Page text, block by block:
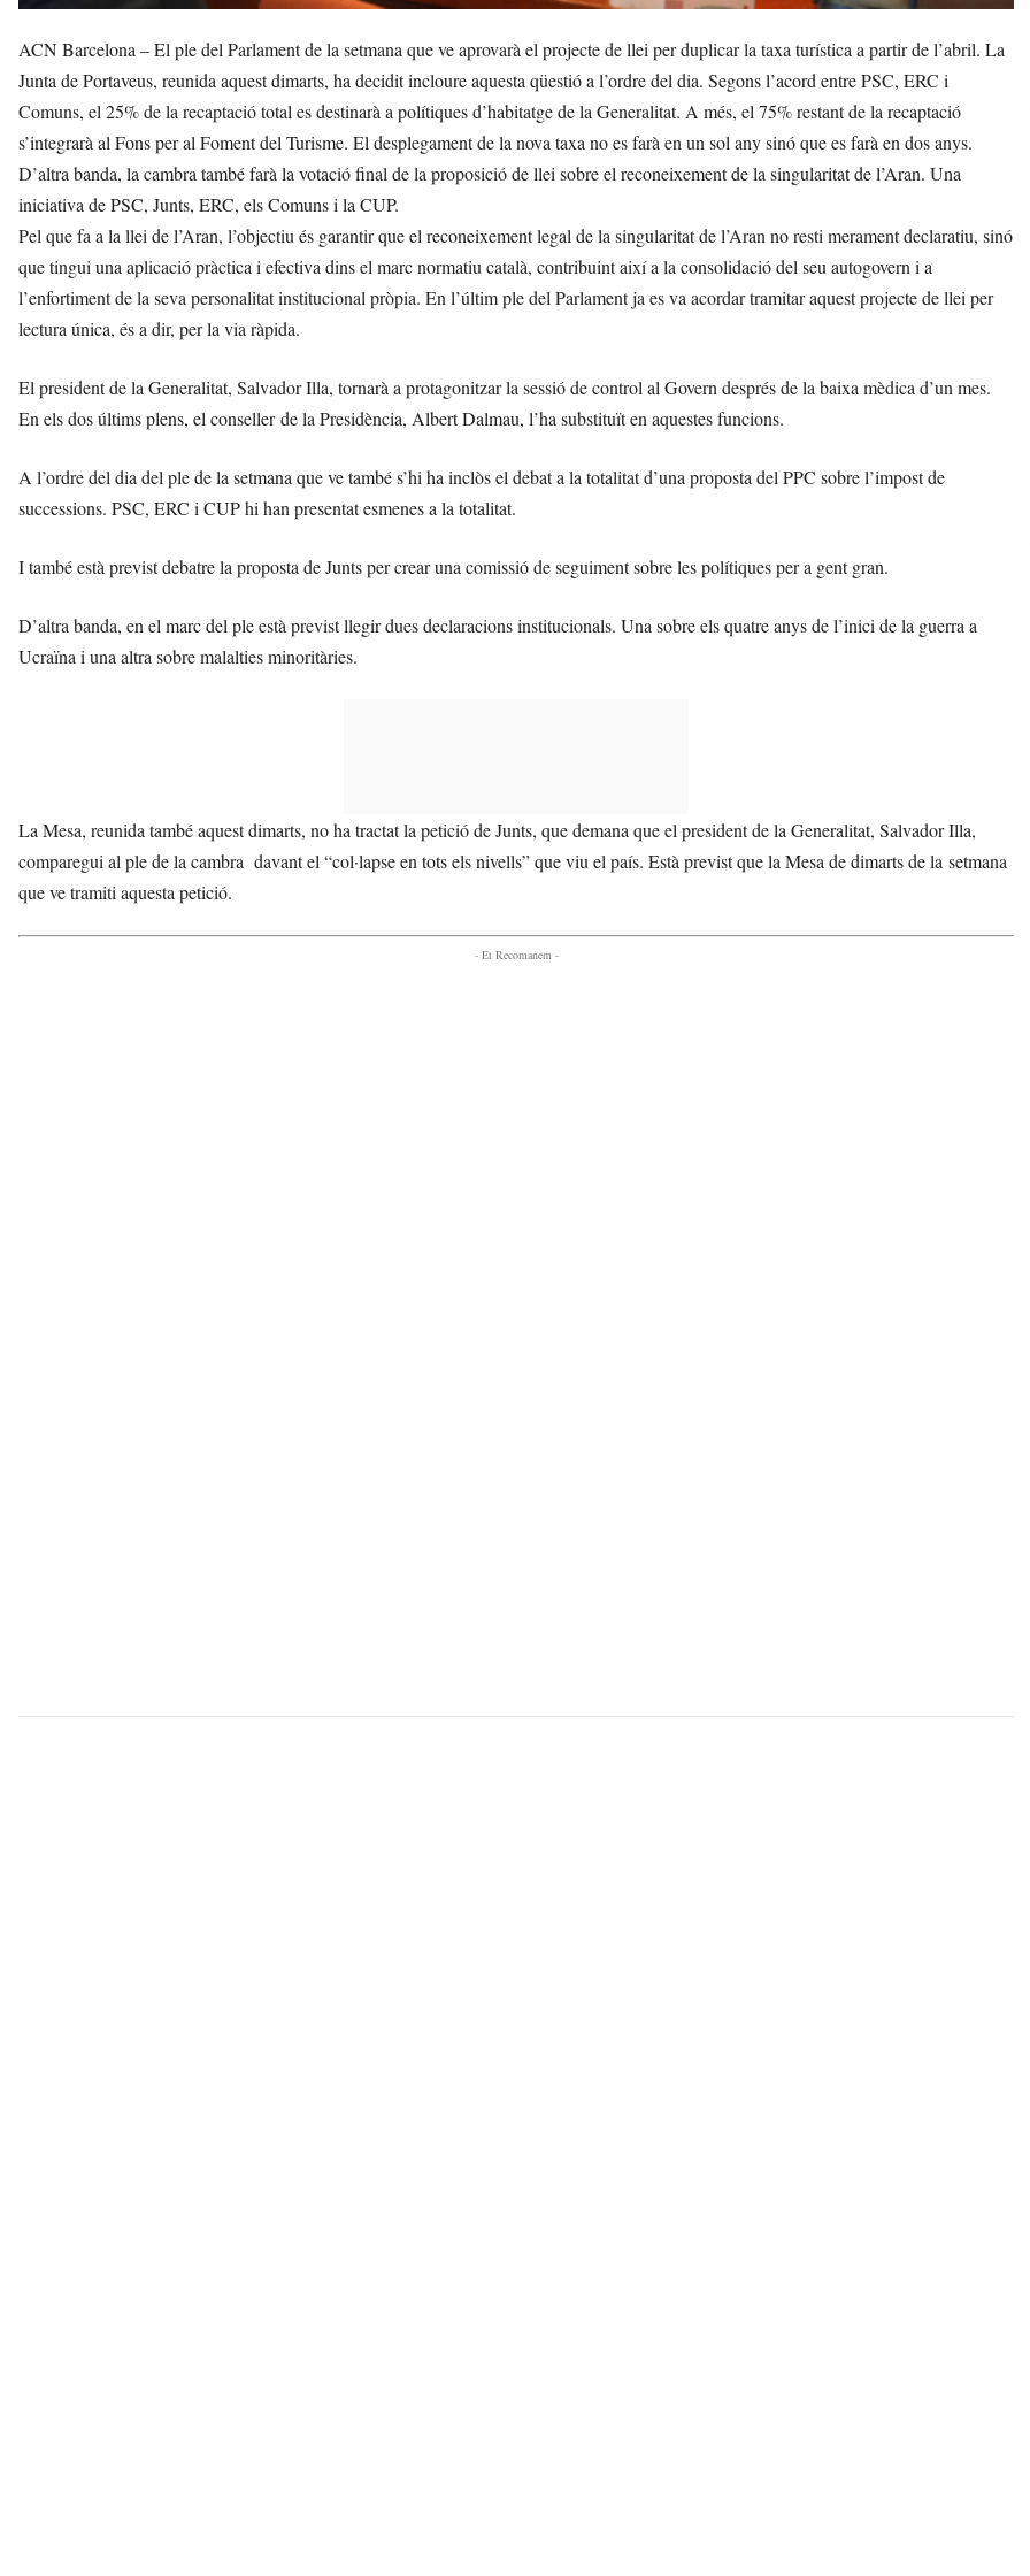
ACN Barcelona – El ple del Parlament de la setmana que ve aprovarà el projecte de llei per duplicar la taxa turística a partir de l’abril. La
Junta de Portaveus, reunida aquest dimarts, ha decidit incloure aquesta qüestió a l’ordre del dia. Segons l’acord entre PSC, ERC i
Comuns, el 25% de la recaptació total es destinarà a polítiques d’habitatge de la Generalitat. A més, el 75% restant de la recaptació
s’integrarà al Fons per al Foment del Turisme. El desplegament de la nova taxa no es farà en un sol any sinó que es farà en dos anys.
D’altra banda, la cambra també farà la votació final de la proposició de llei sobre el reconeixement de la singularitat de l’Aran. Una
iniciativa de PSC, Junts, ERC, els Comuns i la CUP.
Pel que fa a la llei de l’Aran, l’objectiu és garantir que el reconeixement legal de la singularitat de l’Aran no resti merament declaratiu, sinó
que tingui una aplicació pràctica i efectiva dins el marc normatiu català, contribuint així a la consolidació del seu autogovern i a
l’enfortiment de la seva personalitat institucional pròpia. En l’últim ple del Parlament ja es va acordar tramitar aquest projecte de llei per
lectura única, és a dir, per la via ràpida.
El president de la Generalitat, Salvador Illa, tornarà a protagonitzar la sessió de control al Govern després de la baixa mèdica d’un mes.
En els dos últims plens, el conseller de la Presidència, Albert Dalmau, l’ha substituït en aquestes funcions.
A l’ordre del dia del ple de la setmana que ve també s’hi ha inclòs el debat a la totalitat d’una proposta del PPC sobre l’impost de
successions. PSC, ERC i CUP hi han presentat esmenes a la totalitat.
I també està previst debatre la proposta de Junts per crear una comissió de seguiment sobre les polítiques per a gent gran.
D’altra banda, en el marc del ple està previst llegir dues declaracions institucionals. Una sobre els quatre anys de l’inici de la guerra a
Ucraïna i una altra sobre malalties minoritàries.
La Mesa, reunida també aquest dimarts, no ha tractat la petició de Junts, que demana que el president de la Generalitat, Salvador Illa,
comparegui al ple de la cambra davant el “col·lapse en tots els nivells” que viu el país. Està previst que la Mesa de dimarts de la setmana
que ve tramiti aquesta petició.
- Et Recomanem -